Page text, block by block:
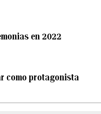
en 2022
como protagonista